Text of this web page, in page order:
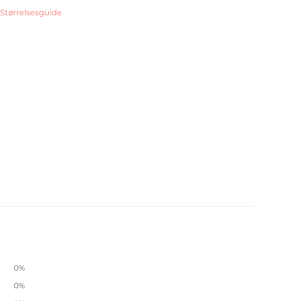
Størrelsesguide
0%
0%